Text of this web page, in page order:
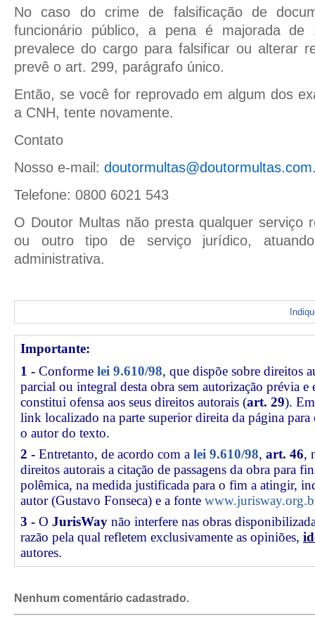
No caso do crime de falsificação de
funcionário público, a pena é majorada
prevalece do cargo para falsificar ou alterar
prevê o art. 299, parágrafo único.
Então, se você for reprovado em algum dos
a CNH, tente novamente.
Contato
Nosso e-mail:
Telefone: 0800 6021 543
O Doutor Multas não presta qualquer serviço
ou outro tipo de serviço jurídico,
administrativa.
Importante:
1 - Conforme lei 9.610/98, que dispõe sobre direitos
parcial ou integral desta obra sem autorização prévia e
constitui ofensa aos seus direitos autorais (art. 29).
link localizado na parte superior direita da página
o autor do texto.
2 - Entretanto, de acordo com a lei 9.610/98, art. 46,
direitos autorais a citação de passagens da obra para
polêmica, na medida justificada para o fim a atingir,
autor (Gustavo Fonseca) e a fonte
3 - O JurisWay não interfere nas obras
razão pela qual refletem exclusivamente as opiniões,
autores.
Nenhum comentário cadastrado.